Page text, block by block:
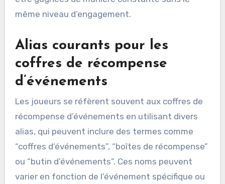
même niveau d’engagement.
Alias courants pour les
coffres de récompense
d’événements
Les joueurs se réfèrent souvent aux coffres de
récompense d’événements en utilisant divers
alias, qui peuvent inclure des termes comme
“coffres d’événements”, “boîtes de récompense”
ou “butin d’événements”. Ces noms peuvent
varier en fonction de l’événement spécifique ou